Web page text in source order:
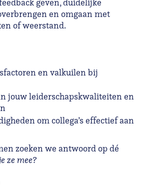
geven, duidelijke
en omgaan met
of weerstand.
en valkuilen bij
jouw leiderschapskwaliteiten en
om collega’s effectief aan
zoeken we antwoord op dé
ze mee?